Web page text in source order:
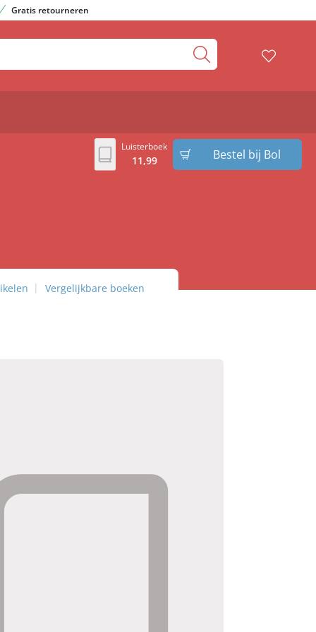
Gratis retourneren
Luisterboek
11,99 Bestel bij Bol
Vergelijkbare boeken